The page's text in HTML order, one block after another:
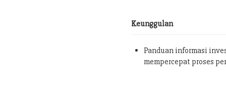
Keunggulan
Panduan informasi
mempercepat proses